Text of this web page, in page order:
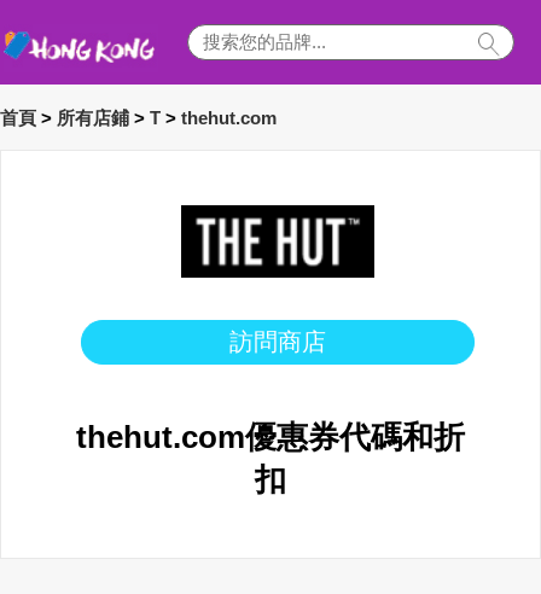
首頁 > 所有店鋪 > T > thehut.com
訪問商店
thehut.com優惠券代碼和折
扣